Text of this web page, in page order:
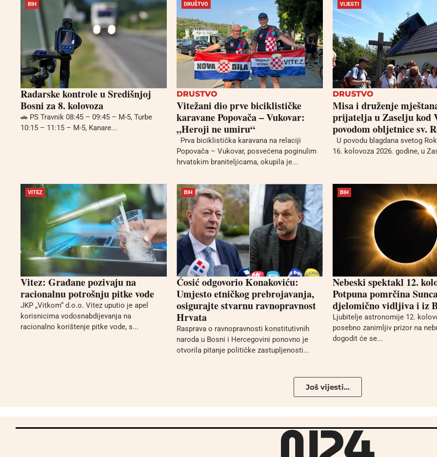
BIH
Radarske kontrole u Središnjoj
Bosni za 8. kolovoza
🚗 PS Travnik 08:45 – 09:45 – M-5, Turbe
10:15 – 11:15 – M-5, Kanare...
DRUŠTVO
DRUSTVO
Vitežani dio prve biciklističke
karavane Popovača – Vukovar:
„Heroji ne umiru“
Prva biciklistička karavana na relaciji
Popovača – Vukovar, posvećena poginulim
hrvatskim braniteljicama, okupila je...
VIJESTI
DRUSTVO
Misa i druženje
prijatelja u Zaselju kod
povodom obljetnice sv.
U povodu blagdana svetog
16. kolovoza 2026. godine, u
VITEZ
Vitez: Građane pozivaju na
racionalnu potrošnju pitke vode
JKP „Vitkom“ d.o.o. Vitez uputio je apel
korisnicima vodosnabdijevanja na
racionalno korištenje pitke vode, s...
BIH
Ćosić odgovorio Konakoviću:
Umjesto etničkog prebrojavanja,
osigurajte stvarnu ravnopravnost
Hrvata
Rasprava o ravnopravnosti konstitutivnih
naroda u Bosni i Hercegovini ponovno je
otvorila pitanje političke zastupljenosti...
BIH
Nebeski spektakl 12.
Potpuna pomrčina
djelomično vidljiva i iz
Ljubitelje astronomije 12.
posebno zanimljiv prizor na
dogodit će se...
Još vijesti...